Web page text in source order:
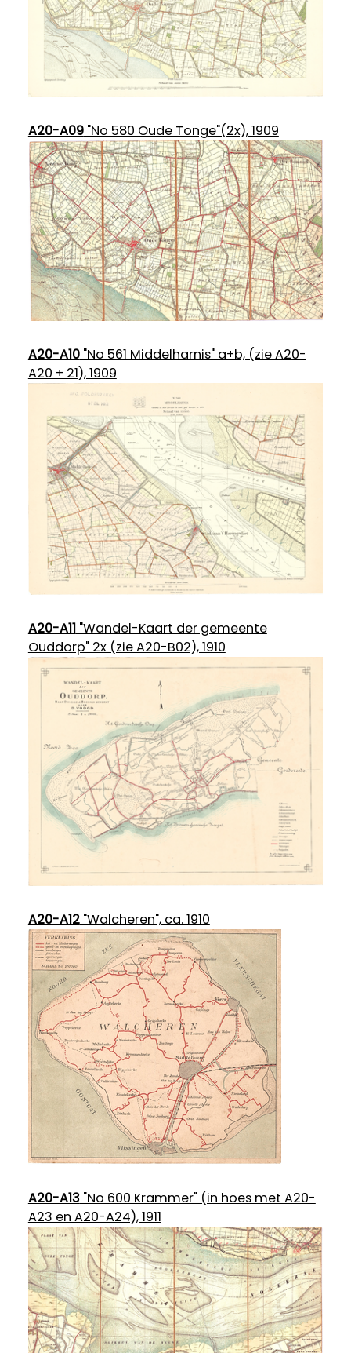
A20-A09"No 580 Oude Tonge"(2x), 1909
A20-A10"No 561 Middelharnis" a+b, (zie A20-
A20 + 21), 1909
A20-A11"Wandel-Kaart der gemeente
Ouddorp" 2x (zie A20-B02), 1910
A20-A12"Walcheren", ca. 1910
A20-A13"No 600 Krammer" (in hoes met A20-
A23 en A20-A24), 1911